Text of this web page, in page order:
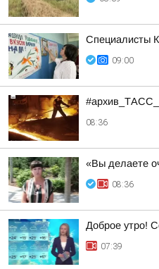
Специалисты
09:00
08:36
«Вы делаете
08:36
Доброе утро!
07:39